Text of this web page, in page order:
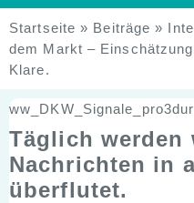
Startseite » Beiträge »
dem Markt –
Klare.
Täglich werden
Nachrichten in
überflutet.